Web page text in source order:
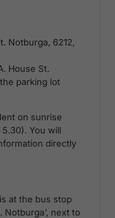
Notburga, 6212,
House St.
parking lot
on sunrise
You will
directly
at the bus stop
Notburga’, next to